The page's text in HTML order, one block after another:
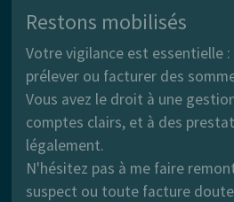
Restons mobilisés
Votre vigilance est essentielle :
prélever ou facturer des
Vous avez le droit à une
comptes clairs, et à des
légalement.
N'hésitez pas à me faire
suspect ou toute facture